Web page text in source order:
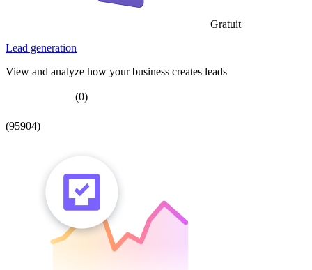
Gratuit
Lead generation
View and analyze how your business creates leads
(0)
(95904)